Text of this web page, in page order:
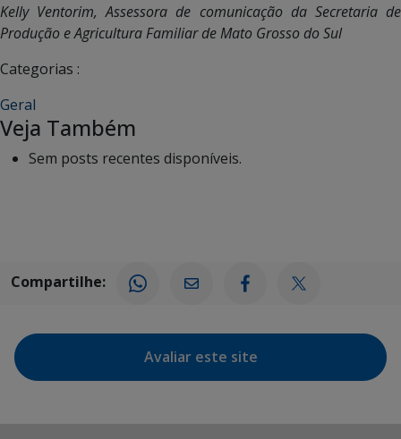
Kelly Ventorim, Assessora de comunicação da Secretaria de
Produção e Agricultura Familiar de Mato Grosso do Sul
Categorias :
Geral
Veja Também
Sem posts recentes disponíveis.
Compartilhe:
Avaliar este site